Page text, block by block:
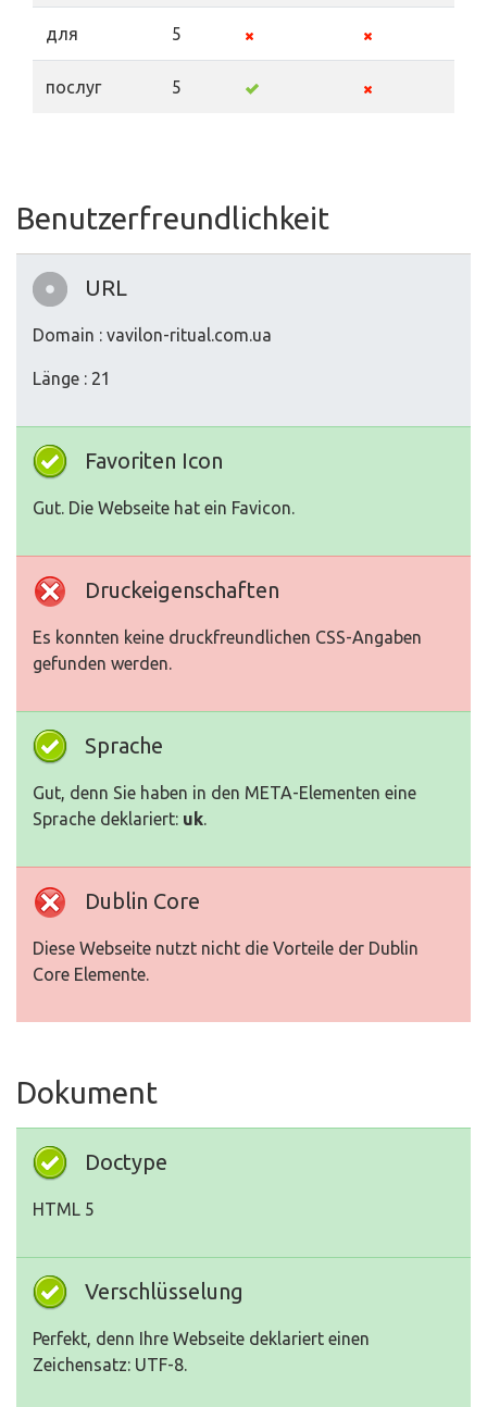
для 5
послуг 5
Benutzerfreundlichkeit
URL
Domain : vavilon-ritual.com.ua
Länge : 21
Favoriten Icon
Gut. Die Webseite hat ein Favicon.
Druckeigenschaften
Es konnten keine druckfreundlichen CSS-Angaben
gefunden werden.
Sprache
Gut, denn Sie haben in den META-Elementen eine
Sprache deklariert: uk.
Dublin Core
Diese Webseite nutzt nicht die Vorteile der Dublin
Core Elemente.
Dokument
Doctype
HTML 5
Verschlüsselung
Perfekt, denn Ihre Webseite deklariert einen
Zeichensatz: UTF-8.